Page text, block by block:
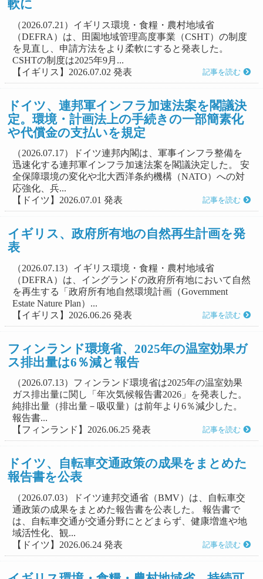
軟に
（2026.07.21）イギリス環境・食糧・農村地域省
（DEFRA）は、田園地域管理高度事業（CSHT）の制度
を見直し、申請方法をより柔軟にすると発表した。
CSHTの制度は2025年9月...
【イギリス】2026.07.02 発表
記事を読む
ドイツ、連邦軍インフラ加速法案を閣議決
定。環境・計画法上の手続きの一部簡素化
や代償金の支払いを規定
（2026.07.17）ドイツ連邦内閣は、軍事インフラ整備を
迅速化する連邦軍インフラ加速法案を閣議決定した。 安
全保障環境の変化や北大西洋条約機構（NATO）への対
応強化、兵...
【ドイツ】2026.07.01 発表
記事を読む
イギリス、政府所有地の自然再生計画を発
表
（2026.07.13）イギリス環境・食糧・農村地域省
（DEFRA）は、イングランドの政府所有地において自然
を再生する「政府所有地自然環境計画（Government
Estate Nature Plan）...
【イギリス】2026.06.26 発表
記事を読む
フィンランド環境省、2025年の温室効果ガ
ス排出量は6％減と報告
（2026.07.13）フィンランド環境省は2025年の温室効果
ガス排出量に関し「年次気候報告書2026」を発表した。
純排出量（排出量－吸収量）は前年より6％減少した。
報告書...
【フィンランド】2026.06.25 発表
記事を読む
ドイツ、自転車交通政策の成果をまとめた
報告書を公表
（2026.07.03）ドイツ連邦交通省（BMV）は、自転車交
通政策の成果をまとめた報告書を公表した。 報告書で
は、自転車交通が交通分野にとどまらず、健康増進や地
域活性化、観...
【ドイツ】2026.06.24 発表
記事を読む